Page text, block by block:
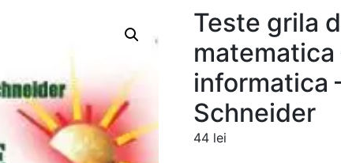
Teste grila
matematica
informatica
Schneider
44 lei